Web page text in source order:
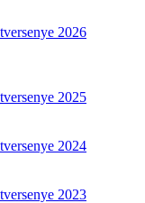
2026
2025
2024
2023